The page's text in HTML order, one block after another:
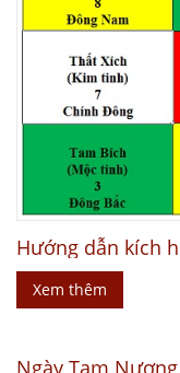
Hướng dẫn kích
Xem thêm
Ngày Tam